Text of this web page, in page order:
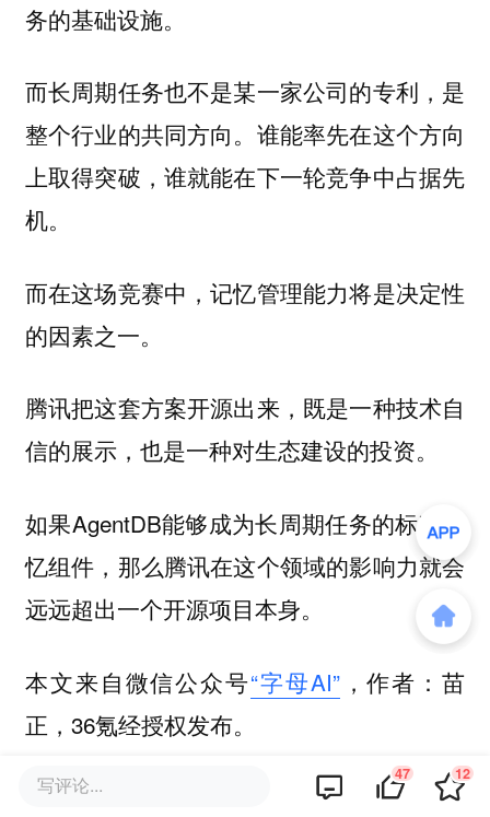
务的基础设施。
而长周期任务也不是某一家公司的专利，是
整个行业的共同方向。谁能率先在这个方向
上取得突破，谁就能在下一轮竞争中占据先
机。
而在这场竞赛中，记忆管理能力将是决定性
的因素之一。
腾讯把这套方案开源出来，既是一种技术自
信的展示，也是一种对生态建设的投资。
如果AgentDB能够成为长周期任务的标准记
忆组件，那么腾讯在这个领域的影响力就会
远远超出一个开源项目本身。
本文来自微信公众号“字母AI”，作者：苗
正，36氪经授权发布。
该文观点仅代表作者本人，36氪平台仅提供信息存储空间服务。
写评论... 47 12